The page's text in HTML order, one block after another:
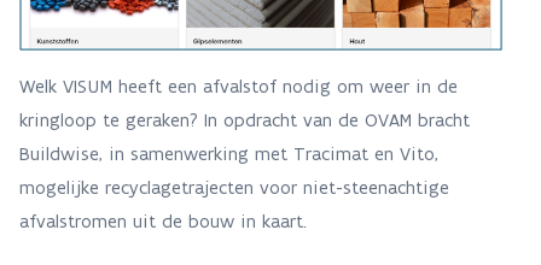
Welk VISUM heeft een afvalstof nodig om weer in de
kringloop te geraken? In opdracht van de OVAM bracht
Buildwise, in samenwerking met Tracimat en Vito,
mogelijke recyclagetrajecten voor niet-steenachtige
afvalstromen uit de bouw in kaart.